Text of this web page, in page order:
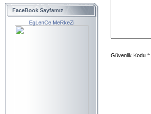
FaceBook Sayfamız
EgLenCe MeRkeZi
Güvenlik Kodu *: